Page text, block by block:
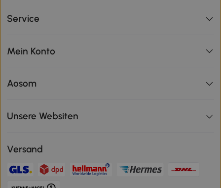
Service
Mein Konto
Aosom
Unsere Websiten
Versand